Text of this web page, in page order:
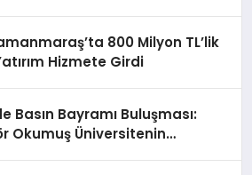
800 Milyon TL’lik
Hizmete Girdi
Basın Bayramı Buluşması:
Okumuş Üniversitenin